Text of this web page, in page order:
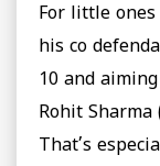
For little
his co
10 and
Rohit Sharma
That’s